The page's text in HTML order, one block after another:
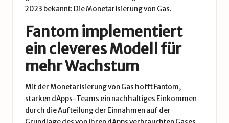
2023 bekannt: Die Monetarisierung von Gas.
Fantom implementiert
ein cleveres Modell für
mehr Wachstum
Mit der Monetarisierung von Gas hofft Fantom,
starken dApps-Teams ein nachhaltiges Einkommen
durch die Aufteilung der Einnahmen auf der